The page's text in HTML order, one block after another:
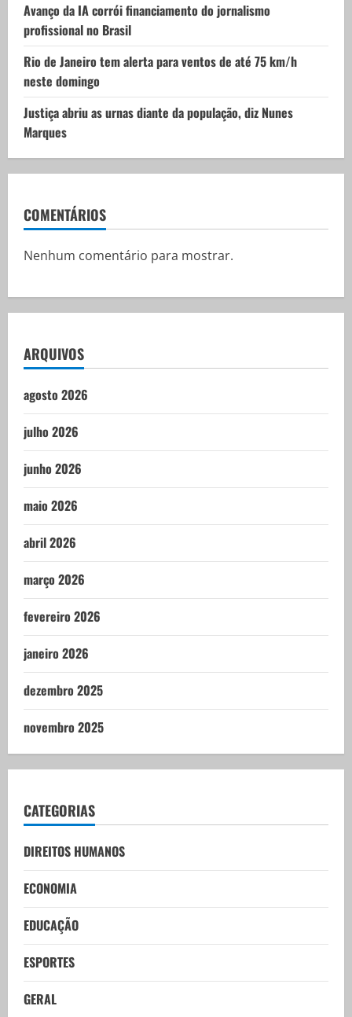
Avanço da IA corrói financiamento do jornalismo
profissional no Brasil
Rio de Janeiro tem alerta para ventos de até 75 km/h
neste domingo
Justiça abriu as urnas diante da população, diz Nunes
Marques
COMENTÁRIOS
Nenhum comentário para mostrar.
ARQUIVOS
agosto 2026
julho 2026
junho 2026
maio 2026
abril 2026
março 2026
fevereiro 2026
janeiro 2026
dezembro 2025
novembro 2025
CATEGORIAS
DIREITOS HUMANOS
ECONOMIA
EDUCAÇÃO
ESPORTES
GERAL